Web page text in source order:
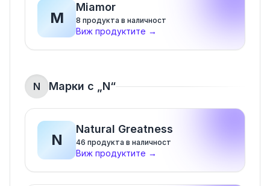
M
Miamor
8 продукта в наличност
Виж продуктите →
N Марки с „ N“
N
Natural Greatness
46 продукта в наличност
Виж продуктите →